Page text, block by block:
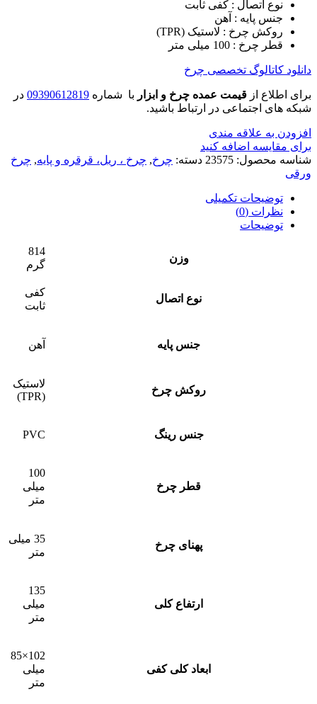
نوع اتصال : کفی ثابت
جنس پایه : آهن
روکش چرخ : لاستیک (TPR)
قطر چرخ : 100 میلی متر
دانلود کاتالوگ تخصصی چرخ
برای اطلاع از قیمت عمده چرخ و ابزار با شماره 09390612819 در
شبکه های اجتماعی در ارتباط باشید.
افزودن به علاقه مندی
برای مقایسه اضافه کنید
شناسه محصول: 23575 دسته: چرخ, چرخ ، ریل، قرقره و پایه, چرخ
ورقی
توضیحات تکمیلی
نظرات (0)
توضیحات
وزن
814
گرم
نوع اتصال
کفی
ثابت
جنس پایه آهن
روکش چرخ
لاستیک
(TPR)
جنس رینگ PVC
قطر چرخ
100
میلی
متر
پهنای چرخ
35 میلی
متر
ارتفاع کلی
135
میلی
متر
ابعاد کلی کفی
102×85
میلی
متر